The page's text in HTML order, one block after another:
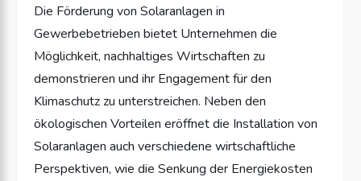
Die Förderung von Solaranlagen in
Gewerbebetrieben bietet Unternehmen die
Möglichkeit, nachhaltiges Wirtschaften zu
demonstrieren und ihr Engagement für den
Klimaschutz zu unterstreichen. Neben den
ökologischen Vorteilen eröffnet die Installation von
Solaranlagen auch verschiedene wirtschaftliche
Perspektiven, wie die Senkung der Energiekosten